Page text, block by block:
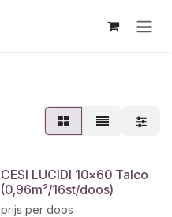
CESI LUCIDI 10x60 Talco
(0,96m²/16st/doos)
prijs per doos